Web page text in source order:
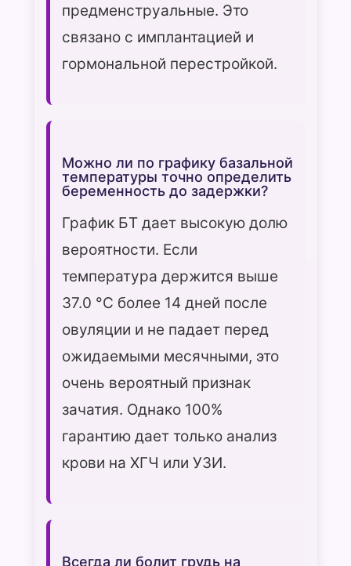
предменструальные. Это
связано с имплантацией и
гормональной перестройкой.
Можно ли по графику базальной
температуры точно определить
беременность до задержки?
График БТ дает высокую долю
вероятности. Если
температура держится выше
37.0 °C более 14 дней после
овуляции и не падает перед
ожидаемыми месячными, это
очень вероятный признак
зачатия. Однако 100%
гарантию дает только анализ
крови на ХГЧ или УЗИ.
Всегда ли болит грудь на